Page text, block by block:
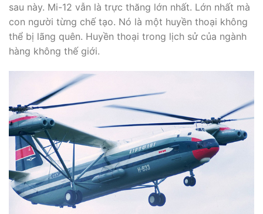
sau này. Mi-12 vẫn là trực thăng lớn nhất. Lớn nhất mà
con người từng chế tạo. Nó là một huyền thoại không
thể bị lãng quên. Huyền thoại trong lịch sử của ngành
hàng không thế giới.